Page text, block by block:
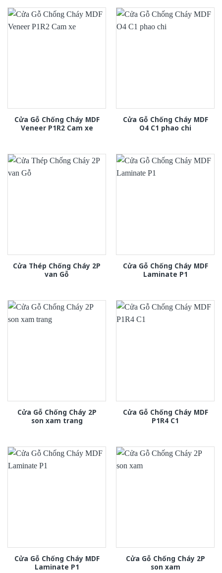
Cửa Gỗ Chống Cháy MDF
Veneer P1R2 Cam xe
Cửa Gỗ Chống Cháy MDF
O4 C1 phao chi
Cửa Thép Chống Cháy 2P
van Gỗ
Cửa Gỗ Chống Cháy MDF
Laminate P1
Cửa Gỗ Chống Cháy 2P
son xam trang
Cửa Gỗ Chống Cháy MDF
P1R4 C1
Cửa Gỗ Chống Cháy MDF
Laminate P1
Cửa Gỗ Chống Cháy 2P
son xam